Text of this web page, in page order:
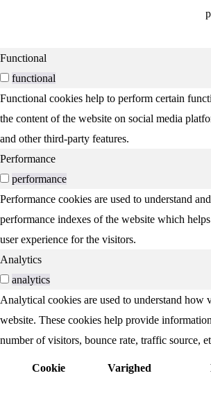
Functional
functional
Functional cookies help to perform certain
the content of the website on social media
and other third-party features.
Performance
performance
Performance cookies are used to understand
performance indexes of the website which
user experience for the visitors.
Analytics
analytics
Analytical cookies are used to understand how
website. These cookies help provide
number of visitors, bounce rate, traffic source,
Cookie Varighed